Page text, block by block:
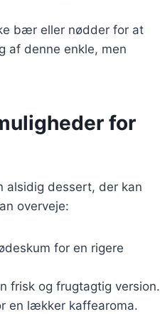
bær eller nødder for at
af denne enkle, men
for
alsidig dessert, der kan
overveje:
for en rigere
frisk og frugtagtig version.
en lækker kaffearoma.